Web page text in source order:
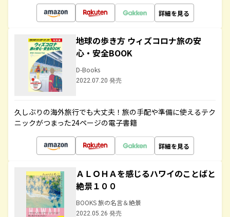
詳細を見る
地球の歩き方 ウィズコロナ旅の安
心・安全BOOK
D-Books
2022.07.20 発売
久しぶりの海外旅行でも大丈夫！旅の手配や準備に使えるテク
ニックがつまった24ページの電子書籍
詳細を見る
ＡＬＯＨＡを感じるハワイのことばと
絶景１００
BOOKS 旅の名言＆絶景
2022.05.26 発売